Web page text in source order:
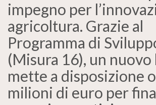
impegno per
agricoltura. Grazie al
Programma di
(Misura 16), un nuovo
mette a disposizione
milioni di euro per